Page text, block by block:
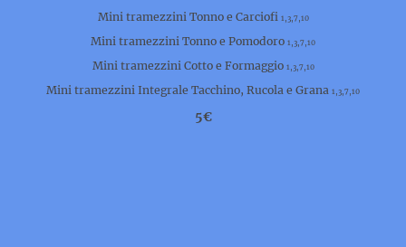
Mini tramezzini Tonno e Carciofi 1,3,7,10
Mini tramezzini Tonno e Pomodoro 1,3,7,10
Mini tramezzini Cotto e Formaggio 1,3,7,10
Mini tramezzini Integrale Tacchino, Rucola e Grana 1,3,7,10
5€